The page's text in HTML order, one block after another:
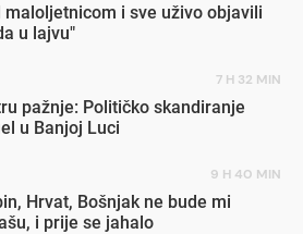
i sve uživo objavili
u lajvu"
7 H 32 MIN
pažnje: Političko skandiranje
u Banjoj Luci
9 H 40 MIN
Hrvat, Bošnjak ne bude mi
i prije se jahalo